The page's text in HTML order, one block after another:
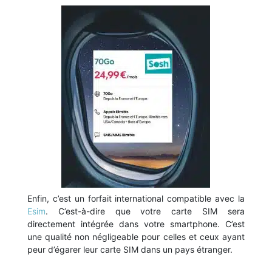
Enfin, c’est un forfait international compatible avec la
Esim. C’est-à-dire que votre carte SIM sera
directement intégrée dans votre smartphone. C’est
une qualité non négligeable pour celles et ceux ayant
peur d’égarer leur carte SIM dans un pays étranger.